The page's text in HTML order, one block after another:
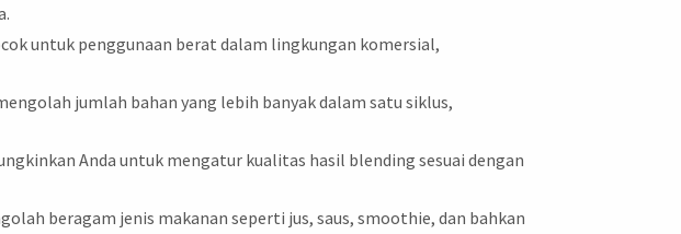
untuk penggunaan berat dalam lingkungan komersial,
jumlah bahan yang lebih banyak dalam satu siklus,
Anda untuk mengatur kualitas hasil blending sesuai dengan
beragam jenis makanan seperti jus, saus, smoothie, dan bahkan